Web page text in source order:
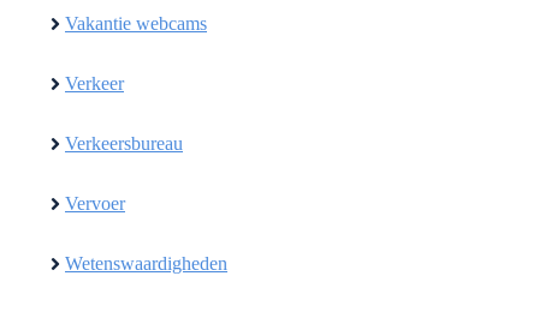
Vakantie webcams
Verkeer
Verkeersbureau
Vervoer
Wetenswaardigheden